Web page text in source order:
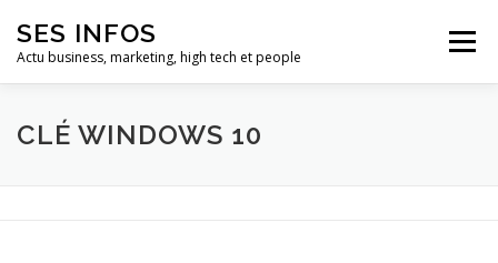
contenu
SES INFOS
Actu business, marketing, high tech et people
Menu
BUSINESS MARKETING
CLÉ WINDOWS 10